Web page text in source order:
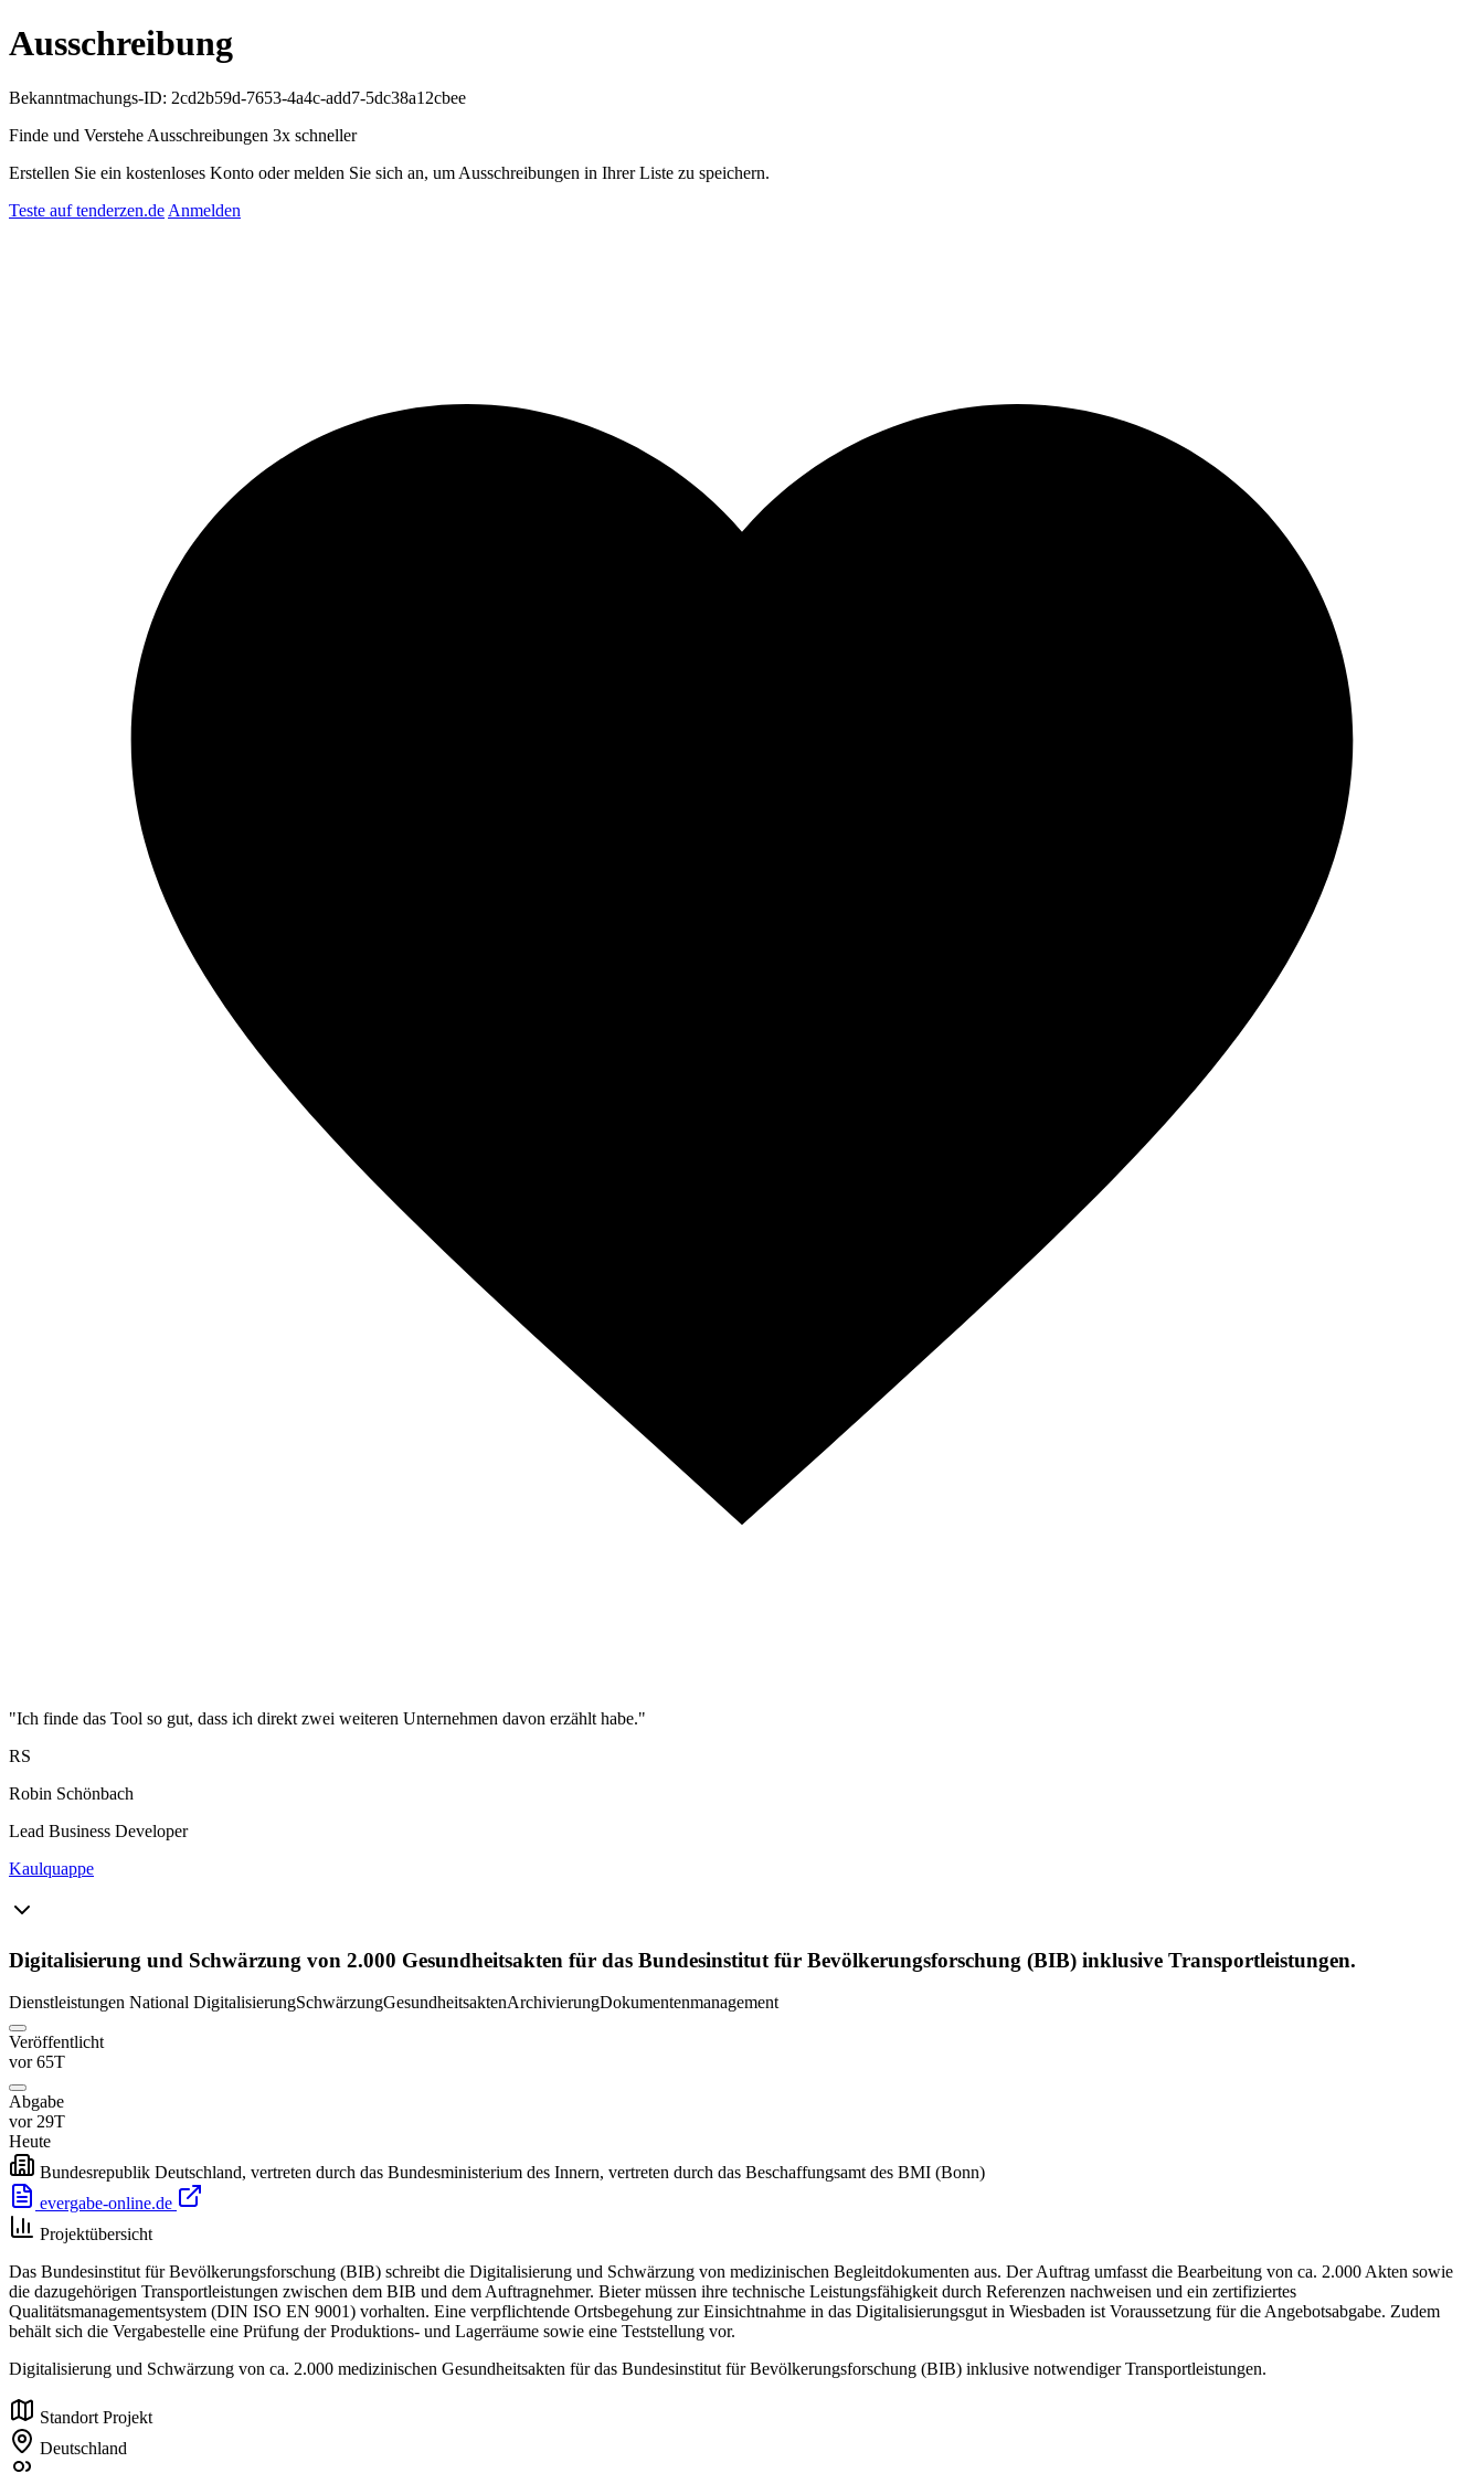
Ausschreibung
Bekanntmachungs-ID: 2cd2b59d-7653-4a4c-add7-5dc38a12cbee
Finde und Verstehe Ausschreibungen 3x schneller
Erstellen Sie ein kostenloses Konto oder melden Sie sich an, um Ausschreibungen in Ihrer Liste zu speichern.
Teste auf tenderzen.de Anmelden
"Ich finde das Tool so gut, dass ich direkt zwei weiteren Unternehmen davon erzählt habe."
RS
Robin Schönbach
Lead Business Developer
Kaulquappe
Digitalisierung und Schwärzung von 2.000 Gesundheitsakten für das Bundesinstitut für Bevölkerungsforschung (BIB) inklusive Transportleistungen.
Dienstleistungen National DigitalisierungSchwärzungGesundheitsaktenArchivierungDokumentenmanagement
Veröffentlicht
vor 65T
Abgabe
vor 29T
Heute
Bundesrepublik Deutschland, vertreten durch das Bundesministerium des Innern, vertreten durch das Beschaffungsamt des BMI (Bonn)
evergabe-online.de
Projektübersicht
Das Bundesinstitut für Bevölkerungsforschung (BIB) schreibt die Digitalisierung und Schwärzung von medizinischen Begleitdokumenten aus. Der Auftrag umfasst die Bearbeitung von ca. 2.000 Akten sowie
die dazugehörigen Transportleistungen zwischen dem BIB und dem Auftragnehmer. Bieter müssen ihre technische Leistungsfähigkeit durch Referenzen nachweisen und ein zertifiziertes
Qualitätsmanagementsystem (DIN ISO EN 9001) vorhalten. Eine verpflichtende Ortsbegehung zur Einsichtnahme in das Digitalisierungsgut in Wiesbaden ist Voraussetzung für die Angebotsabgabe. Zudem
behält sich die Vergabestelle eine Prüfung der Produktions- und Lagerräume sowie eine Teststellung vor.
Digitalisierung und Schwärzung von ca. 2.000 medizinischen Gesundheitsakten für das Bundesinstitut für Bevölkerungsforschung (BIB) inklusive notwendiger Transportleistungen.
Standort Projekt
Deutschland